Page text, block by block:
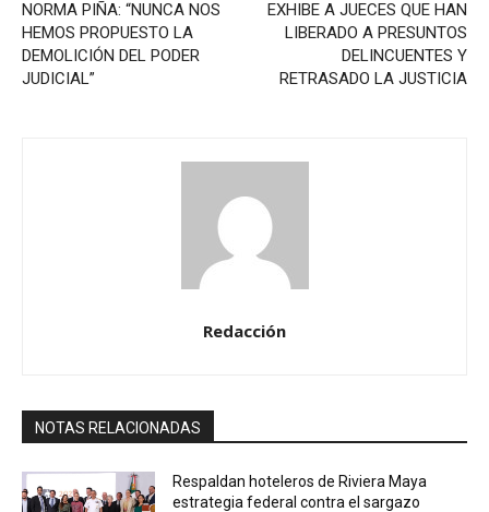
NORMA PIÑA: “NUNCA NOS
HEMOS PROPUESTO LA
DEMOLICIÓN DEL PODER
JUDICIAL”
EXHIBE A JUECES QUE HAN
LIBERADO A PRESUNTOS
DELINCUENTES Y
RETRASADO LA JUSTICIA
Redacción
NOTAS RELACIONADAS
Respaldan hoteleros de Riviera Maya
estrategia federal contra el sargazo